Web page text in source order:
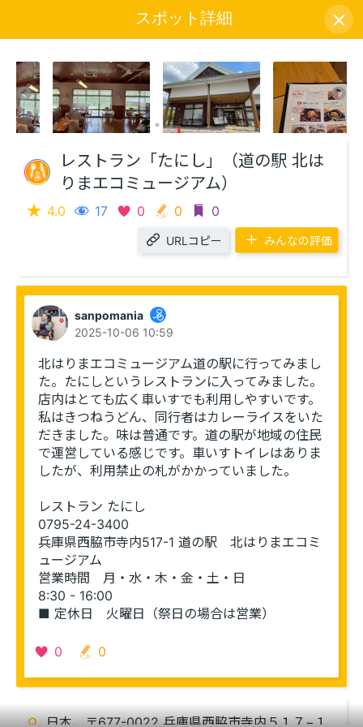
アイコン説明
このエリアを再表示
スポット詳細
レストラン「たにし」（道の駅 北は
りまエコミュージアム）
4.0 17 0 0 0
URLコピー みんなの評価
sanpomania
2025-10-06 10:59
北はりまエコミュージアム道の駅に行ってみまし
た。たにしというレストランに入ってみました。
店内はとても広く車いすでも利用しやすいです。
私はきつねうどん、同行者はカレーライスをいた
だきました。味は普通です。道の駅が地域の住民
で運営している感じです。車いすトイレはありま
したが、利用禁止の札がかかっていました。
レストラン たにし
0795-24-3400
兵庫県西脇市寺内517-1 道の駅　北はりまエコミ
ュージアム
営業時間　月・水・木・金・土・日
8:30 - 16:00
■ 定休日　火曜日（祭日の場合は営業）
0 0
日本、〒677-0022 兵庫県西脇市寺内５１７−１